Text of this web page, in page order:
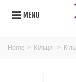
MENU
Home > Кільця >